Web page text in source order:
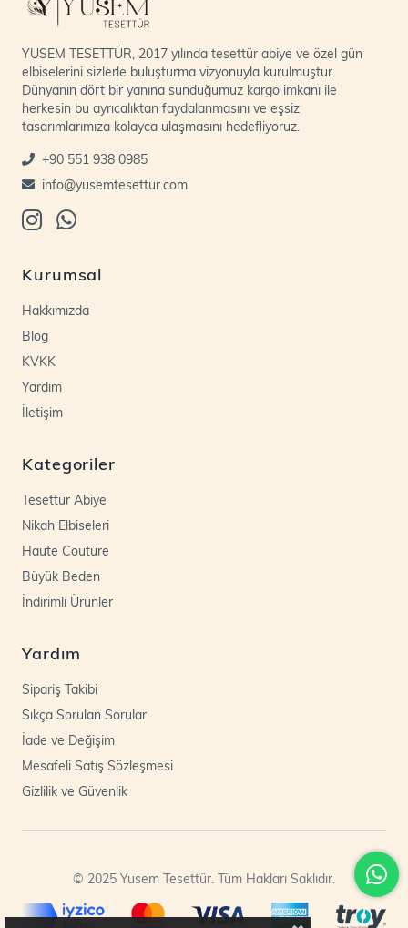
YUSEM TESETTÜR, 2017 yılında tesettür abiye ve özel gün
elbiselerini sizlerle buluşturma vizyonuyla kurulmuştur.
Dünyanın dört bir yanına sunduğumuz kargo imkanı ile
herkesin bu ayrıcalıktan faydalanmasını ve eşsiz
tasarımlarımıza kolayca ulaşmasını hedefliyoruz.
+90 551 938 0985
info@yusemtesettur.com
Kurumsal
Hakkımızda
Blog
KVKK
Yardım
İletişim
Kategoriler
Tesettür Abiye
Nikah Elbiseleri
Haute Couture
Büyük Beden
İndirimli Ürünler
Yardım
Sipariş Takibi
Sıkça Sorulan Sorular
İade ve Değişim
Mesafeli Satış Sözleşmesi
Gizlilik ve Güvenlik
© 2025 Yusem Tesettür. Tüm Hakları Saklıdır.